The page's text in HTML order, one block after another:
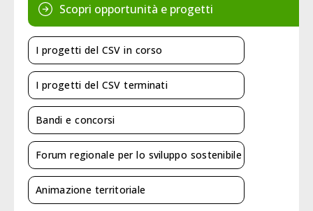
Scopri opportunità e progetti
I progetti del CSV in corso
I progetti del CSV terminati
Bandi e concorsi
Forum regionale per lo sviluppo sostenibile
Animazione territoriale